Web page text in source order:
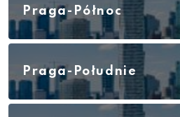
Praga-Północ
Praga-Południe